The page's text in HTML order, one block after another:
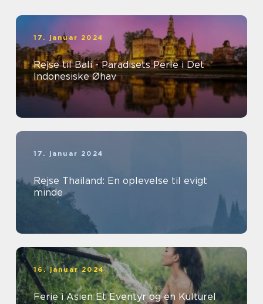
17. januar 2024
Rejse til Bali - Paradisets Perle i Det
Indonesiske Øhav
17. januar 2024
Rejse Thailand: En oplevelse til evigt
minde
16. januar 2024
Ferie i Asien Et Eventyr og en Kulturel